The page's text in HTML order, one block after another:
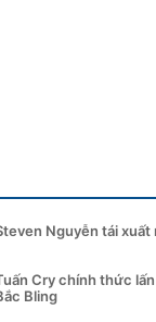
Nguyễn tái xuất
Cry chính thức
Bling